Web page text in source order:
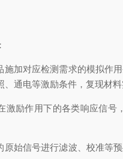
对应检测需求的模拟作用
通电等激励条件，复现材料
励作用下的各类响应信号
信号进行滤波、校准等预